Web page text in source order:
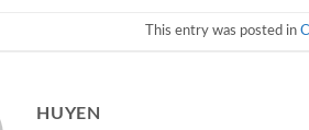
This entry was posted in
HUYEN